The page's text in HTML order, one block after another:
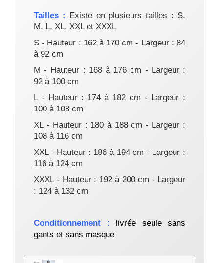
Tailles : Existe en plusieurs tailles : S,
M, L, XL, XXL et XXXL
S- Hauteur : 162 à 170 cm - Largeur : 84
à 92 cm
M - Hauteur : 168 à 176 cm - Largeur :
92 à 100 cm
L - Hauteur : 174 à 182 cm - Largeur :
100 à 108 cm
XL - Hauteur : 180 à 188 cm - Largeur :
108 à 116 cm
XXL - Hauteur : 186 à 194 cm - Largeur :
116 à 124 cm
XXXL - Hauteur : 192 à 200 cm - Largeur
: 124 à 132 cm
Conditionnement : livrée seule sans
gants et sans masque